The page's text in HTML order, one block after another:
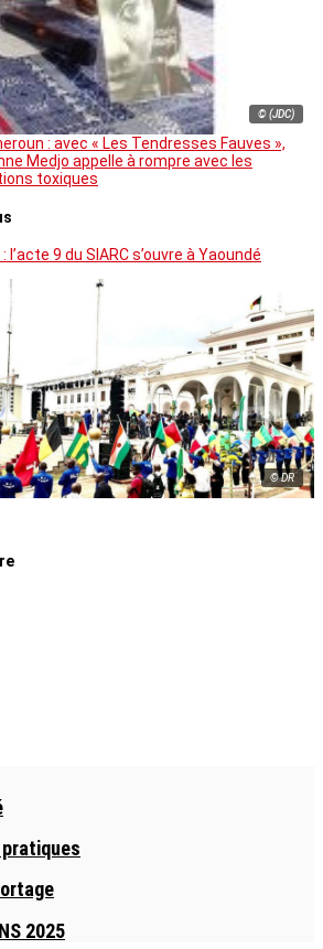
© (JDC)
: avec « Les Tendresses Fauves »,
Medjo appelle à rompre avec les
toxiques
l’acte 9 du SIARC s’ouvre à Yaoundé
© DR
2025